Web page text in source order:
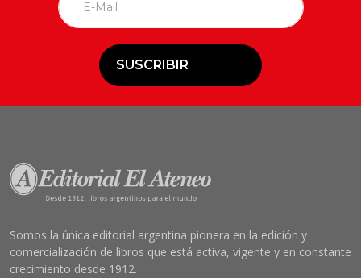
SUSCRIBIR
Somos la única editorial argentina pionera en la edición y
comercialización de libros que está activa, vigente y en constante
crecimiento desde 1912.